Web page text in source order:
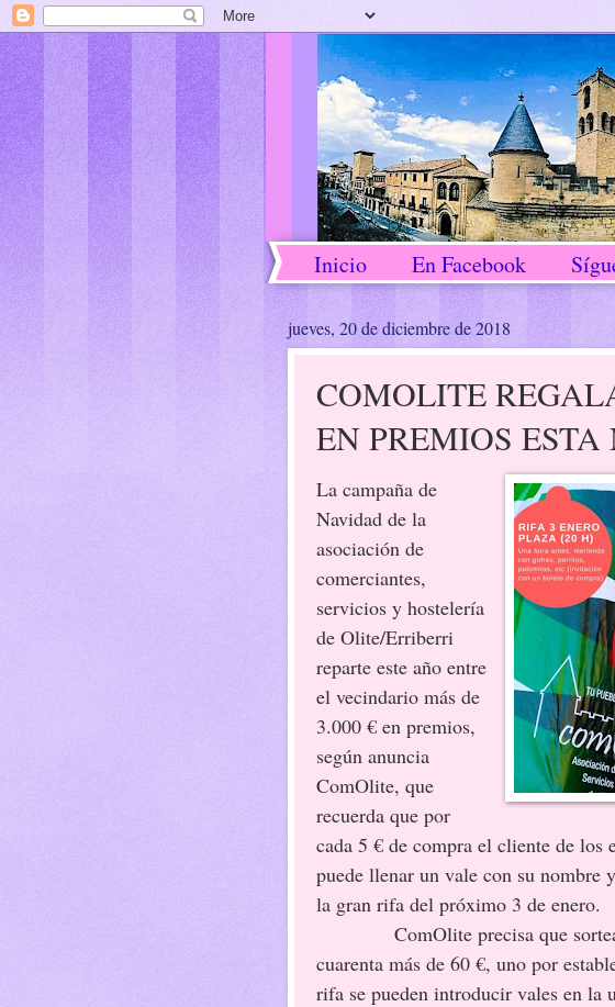
Inicio En Facebook
jueves, 20 de diciembre de 2018
COMOLITE
EN PREMIOS
La campaña de
Navidad de la
asociación de
comerciantes,
servicios y hostelería
de Olite/Erriberri
reparte este año entre
el vecindario más de
3.000 € en premios,
según anuncia
ComOlite, que
recuerda que por
cada 5 € de compra el cliente de los
puede llenar un vale con su nombre
la gran rifa del próximo 3 de enero.
ComOlite precisa que
cuarenta más de 60 €, uno por
rifa se pueden introducir vales en la